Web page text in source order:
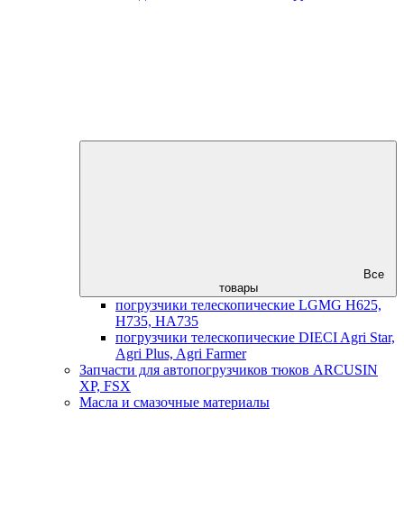
Все
товары
погрузчики телескопические LGMG H625,
H735, HA735
погрузчики телескопические DIECI Agri Star,
Agri Plus, Agri Farmer
Запчасти для автопогрузчиков тюков ARCUSIN
XP, FSX
Масла и смазочные материалы